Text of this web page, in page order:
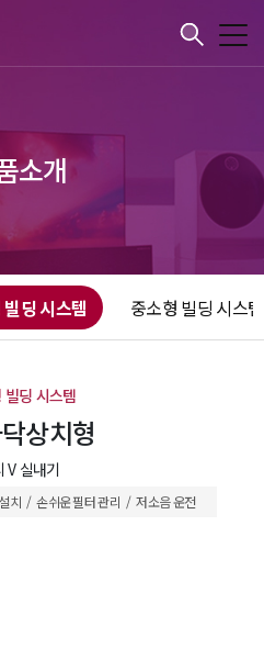
소개
딩 시스템 중소형 빌딩 시스템
빌딩 시스템
상치형
V 실내기
치 손쉬운 필터 관리 저소음 운전